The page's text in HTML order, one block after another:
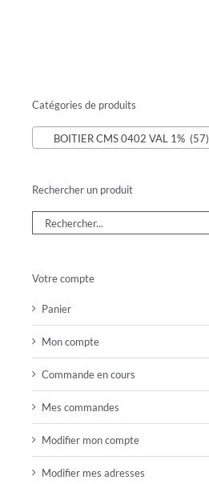
Catégories de produits
BOITIER CMS 0402 VAL 1% (57)
Rechercher un produit
Votre compte
Panier
Mon compte
Commande en cours
Mes commandes
Modifier mon compte
Modifier mes adresses